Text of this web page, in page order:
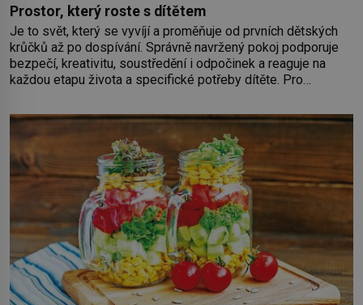
Prostor, který roste s dítětem
Je to svět, který se vyvíjí a proměňuje od prvních dětských
krůčků až po dospívání. Správně navržený pokoj podporuje
bezpečí, kreativitu, soustředění i odpočinek a reaguje na
každou etapu života a specifické potřeby dítěte. Pro
by pokoj miminka měl působit především klidně a útulně.